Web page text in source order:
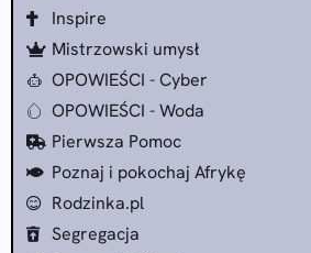
Inspire
Mistrzowski umysł
OPOWIEŚCI - Cyber
OPOWIEŚCI - Woda
Pierwsza Pomoc
Poznaj i pokochaj Afrykę
Rodzinka.pl
Segregacja